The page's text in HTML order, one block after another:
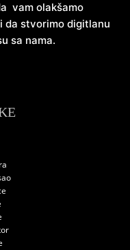
vam olakšamo
da stvorimo digitlanu
sa nama.